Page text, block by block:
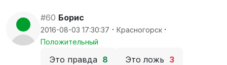
#60 Борис
2016-08-03 17:30:37 · Красногорск ·
Положительный
Это правда 8 Это ложь 3